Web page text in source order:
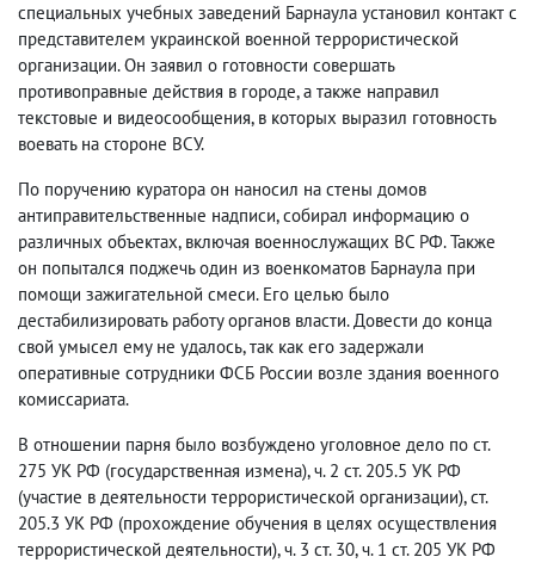
специальных учебных заведений Барнаула установил контакт с
представителем украинской военной террористической
организации. Он заявил о готовности совершать
противоправные действия в городе, а также направил
текстовые и видеосообщения, в которых выразил готовность
воевать на стороне ВСУ.
По поручению куратора он наносил на стены домов
антиправительственные надписи, собирал информацию о
различных объектах, включая военнослужащих ВС РФ. Также
он попытался поджечь один из военкоматов Барнаула при
помощи зажигательной смеси. Его целью было
дестабилизировать работу органов власти. Довести до конца
свой умысел ему не удалось, так как его задержали
оперативные сотрудники ФСБ России возле здания военного
комиссариата.
В отношении парня было возбуждено уголовное дело по ст.
275 УК РФ (государственная измена), ч. 2 ст. 205.5 УК РФ
(участие в деятельности террористической организации), ст.
205.3 УК РФ (прохождение обучения в целях осуществления
террористической деятельности), ч. 3 ст. 30, ч. 1 ст. 205 УК РФ